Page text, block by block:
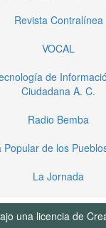
Revista Contralínea
VOCAL
de
Ciudadana A. C.
Radio Bemba
Popular de los
La Jornada
una licencia de